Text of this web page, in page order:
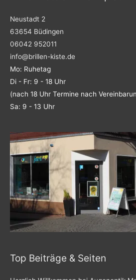
Neustadt 2
63654 Büdingen
06042 952011
info@brillen-kiste.de
Mo: Ruhetag
Di - Fr: 9 - 18 Uhr
(nach 18 Uhr Termine nach
Sa: 9 - 13 Uhr
Top Beiträge & Seiten